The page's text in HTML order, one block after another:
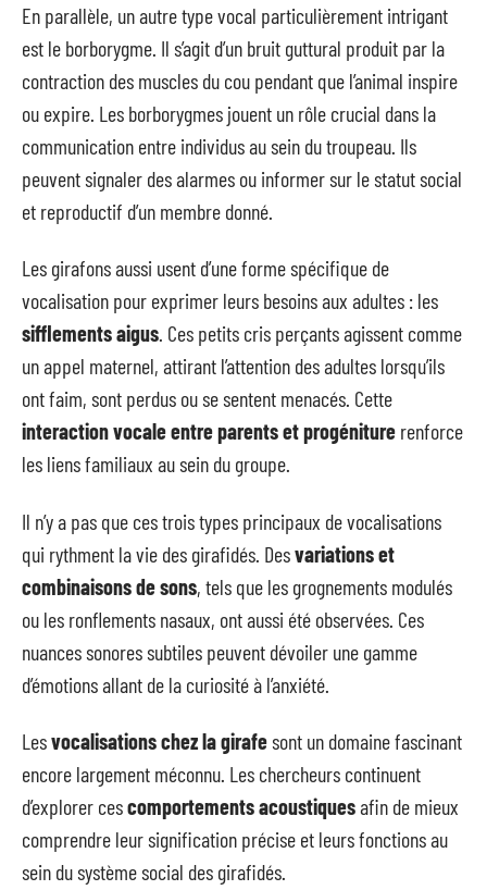
En parallèle, un autre type vocal particulièrement intrigant
est le borborygme. Il s’agit d’un bruit guttural produit par la
contraction des muscles du cou pendant que l’animal inspire
ou expire. Les borborygmes jouent un rôle crucial dans la
communication entre individus au sein du troupeau. Ils
peuvent signaler des alarmes ou informer sur le statut social
et reproductif d’un membre donné.
Les girafons aussi usent d’une forme spécifique de
vocalisation pour exprimer leurs besoins aux adultes : les
sifflements aigus. Ces petits cris perçants agissent comme
un appel maternel, attirant l’attention des adultes lorsqu’ils
ont faim, sont perdus ou se sentent menacés. Cette
interaction vocale entre parents et progéniture renforce
les liens familiaux au sein du groupe.
Il n’y a pas que ces trois types principaux de vocalisations
qui rythment la vie des girafidés. Desvariations et
combinaisons de sons, tels que les grognements modulés
ou les ronflements nasaux, ont aussi été observées. Ces
nuances sonores subtiles peuvent dévoiler une gamme
d’émotions allant de la curiosité à l’anxiété.
Lesvocalisations chez la girafesont un domaine fascinant
encore largement méconnu. Les chercheurs continuent
d’explorer cescomportements acoustiquesafin de mieux
comprendre leur signification précise et leurs fonctions au
sein du système social des girafidés.